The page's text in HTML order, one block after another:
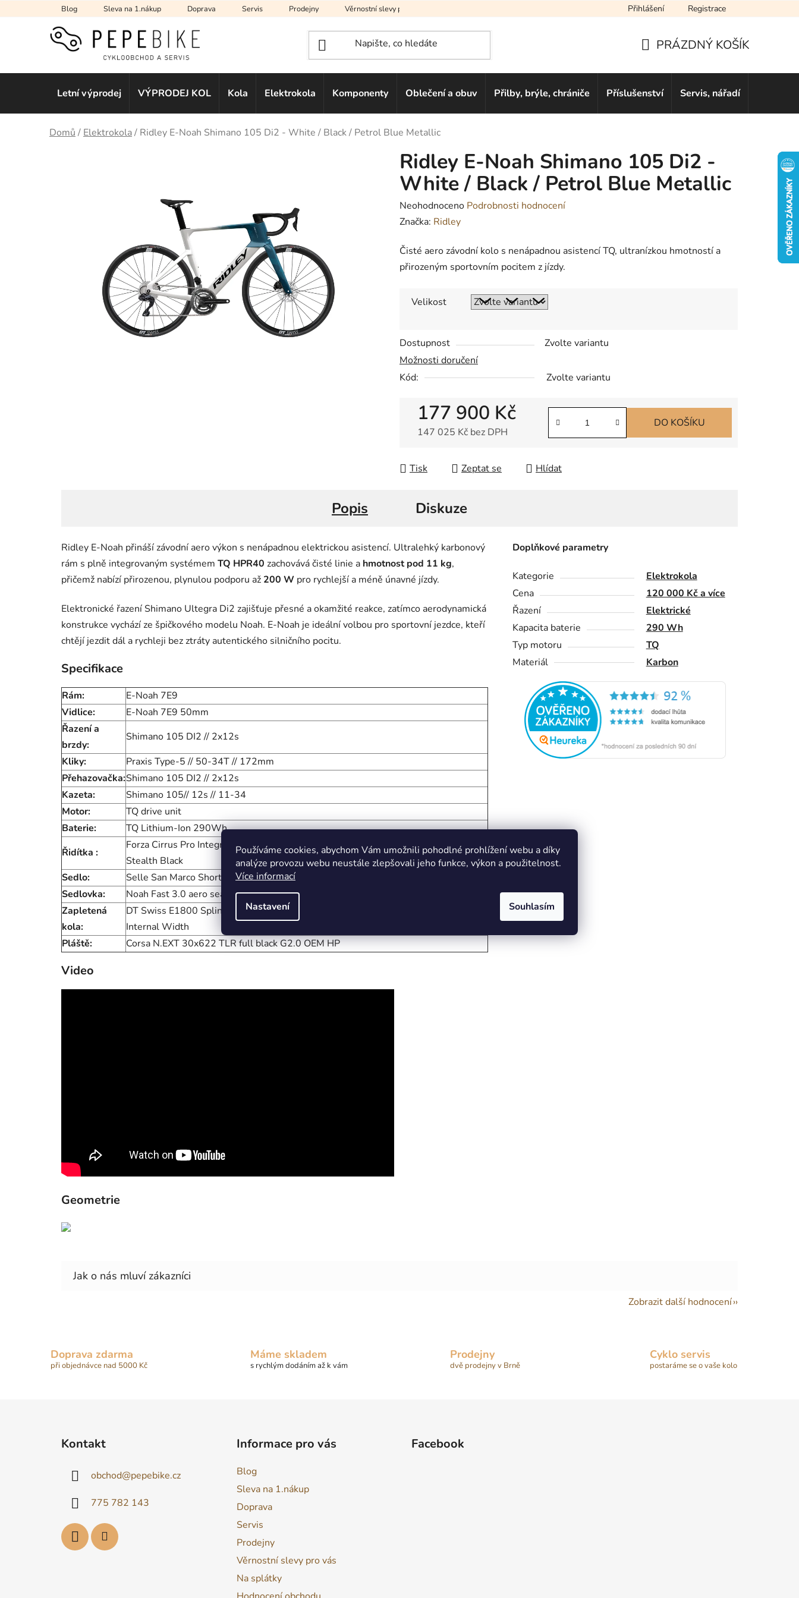
Používáme cookies, abychom Vám umožnili pohodlné prohlížení webu a díky
analýze provozu webu neustále zlepšovali jeho funkce, výkon a použitelnost.
Více informací
Nastavení Souhlasím
na
Blog Sleva na 1.nákup Doprava Servis Prodejny Věrnostní slevy pro vás Obchodní podmínky
Přihlášení Registrace
KOŠÍK
PRÁZDNÝ KOŠÍK
Letní výprodej VÝPRODEJ KOL Kola Elektrokola Komponenty Oblečení a obuv Přilby, brýle, chrániče Příslušenství Servis, nářadí
Domů / Elektrokola/ Ridley E-Noah Shimano 105 Di2 - White / Black / Petrol Blue Metallic
Ridley E-Noah Shimano 105 Di2 -
White / Black / Petrol Blue Metallic
Průměrné
hodnocení
je
0,0
Neohodnoceno Podrobnosti hodnocení
Značka: Ridley
Čisté aero závodní kolo s nenápadnou asistencí TQ, ultranízkou hmotností a
přirozeným sportovním pocitem z jízdy.
Velikost
Dostupnost
Zvolte variantu
Možnosti doručení
Kód:
Zvolte variantu
177 900 Kč
147 025 Kč bez DPH
DO KOŠÍKU
Tisk Zeptat se Hlídat
Popis Diskuze
Ridley E-Noah přináší závodní aero výkon s nenápadnou elektrickou asistencí. Ultralehký karbonový
rám s plně integrovaným systémem TQ HPR40 zachovává čisté linie a hmotnost pod 11 kg,
přičemž nabízí přirozenou, plynulou podporu až 200 W pro rychlejší a méně únavné jízdy.
Elektronické řazení Shimano Ultegra Di2 zajišťuje přesné a okamžité reakce, zatímco aerodynamická
konstrukce vychází ze špičkového modelu Noah. E-Noah je ideální volbou pro sportovní jezdce, kteří
chtějí jezdit dál a rychleji bez ztráty autentického silničního pocitu.
Specifikace
Rám:
E-Noah 7E9
Vidlice:
E-Noah 7E9 50mm
Řazení a
brzdy:
Shimano 105 DI2 // 2x12s
Kliky:
Praxis Type-5 // 50-34T // 172mm
Přehazovačka:Shimano 105 DI2 // 2x12s
Kazeta:
Shimano 105// 12s // 11-34
Motor:
TQ drive unit
Baterie:
TQ Lithium-Ion 290Wh
Řidítka :
Forza Cirrus Pro Integrated // 110mm - 400mm (cc shifters) - 420mm (cc drops) //
Stealth Black
Sedlo:
Selle San Marco Shortfit 2.0
Sedlovka:
Noah Fast 3.0 aero seatpost // 350mm
Zapletená
kola:
DT Swiss E1800 Spline // TA 12x142mm // Tubeless Ready // 30mm Deep // 22mm
Internal Width
Pláště:
Corsa N.EXT 30x622 TLR full black G2.0 OEM HP
Video
Geometrie
Doplňkové parametry
Kategorie
Elektrokola
Cena
120 000 Kč a více
Řazení
Elektrické
Kapacita baterie
290 Wh
Typ motoru
TQ
Materiál
Karbon
Zobrazit další hodnocení
Doprava zdarma
při objednávce nad 5000 Kč
Máme skladem
s rychlým dodáním až k vám
Prodejny
dvě prodejny v Brně
Cyklo servis
postaráme se o vaše kolo
Kontakt
obchod@pepebike.cz
775 782 143
Informace pro vás
Blog
Sleva na 1.nákup
Doprava
Servis
Prodejny
Věrnostní slevy pro vás
Na splátky
Facebook